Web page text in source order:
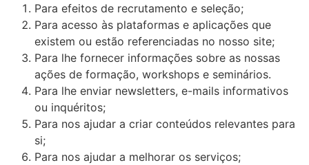
Para efeitos de recrutamento e seleção;
Para acesso às plataformas e aplicações que
existem ou estão referenciadas no nosso site;
Para lhe fornecer informações sobre as nossas
ações de formação, workshops e seminários.
Para lhe enviar newsletters, e-mails informativos
ou inquéritos;
Para nos ajudar a criar conteúdos relevantes para
si;
Para nos ajudar a melhorar os serviços;